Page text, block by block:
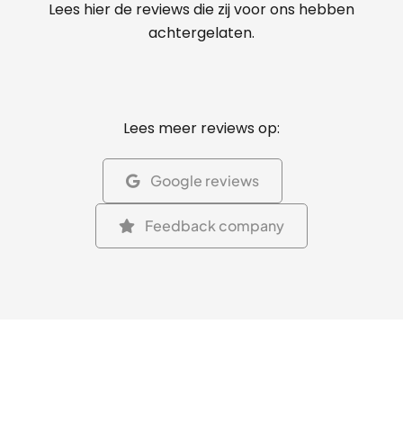
Lees hier de reviews die zij voor ons hebben
achtergelaten.
Lees meer reviews op:
Google reviews
Feedback company